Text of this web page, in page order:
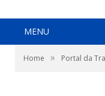
MENU
Home » Portal da